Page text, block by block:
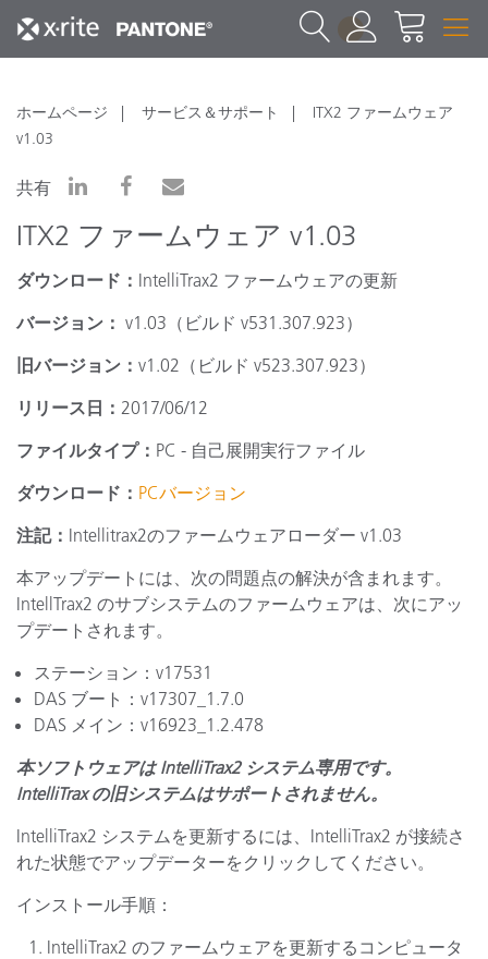
1
ホームページ サービス＆サポート
ITX2 ファームウェア
v1.03
共有
ITX2 ファームウェア v1.03
ダウンロード： IntelliTrax2 ファームウェアの更新
バージョン： v1.03（ビルド v531.307.923）
旧バージョン： v1.02（ビルド v523.307.923）
リリース日： 2017/06/12
ファイルタイプ： PC - 自己展開実行ファイル
ダウンロード： PCバージョン
注記： Intellitrax2のファームウェアローダー v1.03
本アップデートには、次の問題点の解決が含まれます。
IntellTrax2 のサブシステムのファームウェアは、次にアッ
プデートされます。
ステーション：v17531
DAS ブート：v17307_1.7.0
DAS メイン：v16923_1.2.478
本ソフトウェアは IntelliTrax2 システム専用です。
IntelliTrax の旧システムはサポートされません。
IntelliTrax2 システムを更新するには、IntelliTrax2 が接続さ
れた状態でアップデーターをクリックしてください。
インストール手順：
IntelliTrax2 のファームウェアを更新するコンピュータ